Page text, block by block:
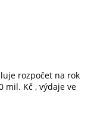
rozpočet na rok
mil. Kč , výdaje ve